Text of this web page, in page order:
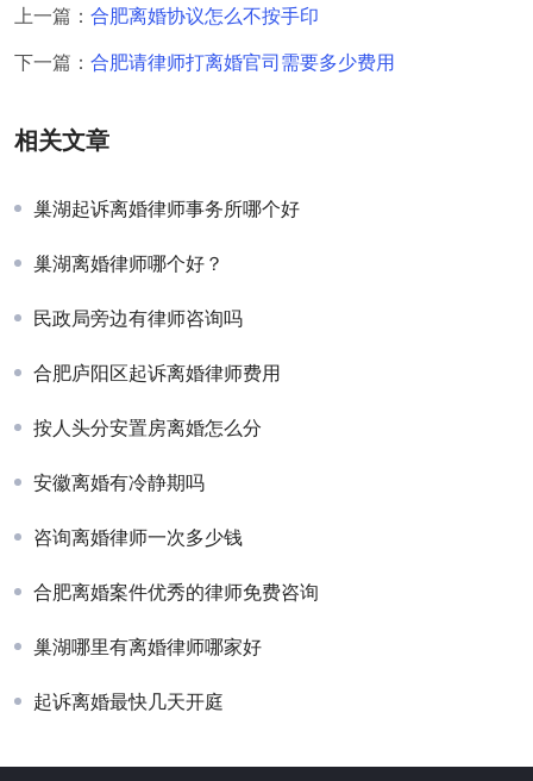
上一篇： 合肥离婚协议怎么不按手印
下一篇： 合肥请律师打离婚官司需要多少费用
相关文章
巢湖起诉离婚律师事务所哪个好
巢湖离婚律师哪个好？
民政局旁边有律师咨询吗
合肥庐阳区起诉离婚律师费用
按人头分安置房离婚怎么分
安徽离婚有冷静期吗
咨询离婚律师一次多少钱
合肥离婚案件优秀的律师免费咨询
巢湖哪里有离婚律师哪家好
起诉离婚最快几天开庭